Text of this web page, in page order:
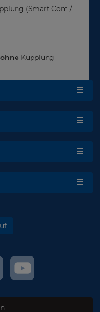
(Smart Com /
ohne Kupplung